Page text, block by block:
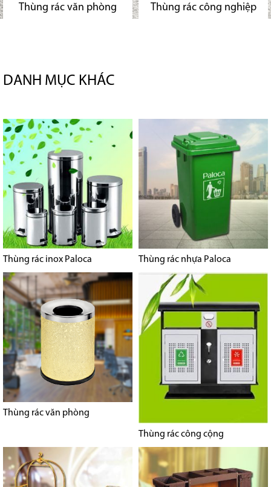
Thùng rác văn phòng Thùng rác công nghiệp
DANH MỤC KHÁC
Thùng rác inox Paloca Thùng rác nhựa Paloca
Thùng rác văn phòng
Thùng rác công cộng